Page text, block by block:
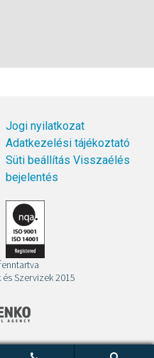
Jogi nyilatkozat
Adatkezelési tájékoztató
Süti beállítás Visszaélés
bejelentés
Szervizek 2015